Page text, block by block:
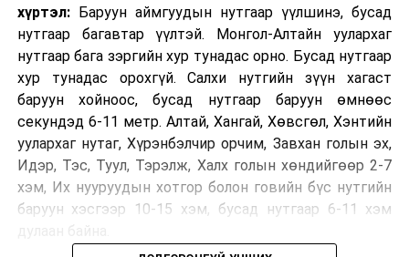
хүртэл:Баруун аймгуудын нутгаар үүлшинэ, бусад
нутгаар багавтар үүлтэй. Монгол-Алтайн уулархаг
нутгаар бага зэргийн хур тунадас орно. Бусад нутгаар
хур тунадас орохгүй. Салхи нутгийн зүүн хагаст
баруун хойноос, бусад нутгаар баруун өмнөөс
секундэд 6-11 метр. Алтай, Хангай, Хөвсгөл, Хэнтийн
уулархаг нутаг, Хүрэнбэлчир орчим, Завхан голын эх,
Идэр, Тэс, Туул, Тэрэлж, Халх голын хөндийгөөр 2-7
хэм, Их нууруудын хотгор болон говийн бүс нутгийн
баруун хэсгээр 10-15 хэм, бусад нутгаар 6-11 хэм